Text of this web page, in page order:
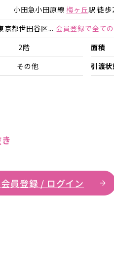
詳細を見る
小田急小田原線 梅ヶ丘駅 徒歩
京都世田谷区... 会員登録で全て
2階 面積
その他 引渡状
員登録 / ログイン